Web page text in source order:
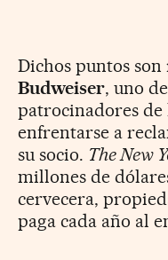
Dichos puntos
Budweiser, uno
patrocinadores de
enfrentarse a
su socio. The New
millones de
cervecera,
paga cada año al